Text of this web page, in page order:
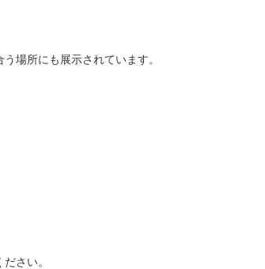
場所にも展示されています。
さい。